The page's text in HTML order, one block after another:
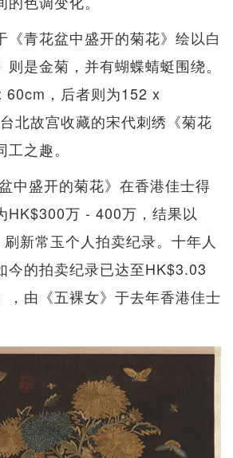
《青花盆中盛开的菊花》绘以白
是金菊，并有蝴蝶蜻蜓围绕。
60cm，后者则为152 x
北故宫收藏的宋代刺绣《菊花
之趣。
中盛开的菊花》在香港佳士得
HK$300万 - 400万，结果以
新常玉个人拍卖纪录。十年人
今的拍卖纪录已达至HK$3.03
，由《五裸女》于去年香港佳士